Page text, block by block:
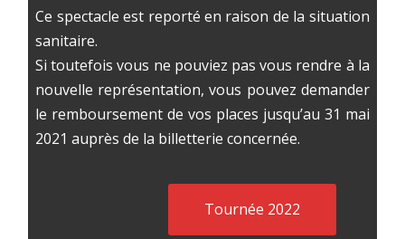
Ce spectacle est reporté en raison de la situation
sanitaire.
Si toutefois vous ne pouviez pas vous rendre à la
nouvelle représentation, vous pouvez demander
le remboursement de vos places jusqu’au 31 mai
2021 auprès de la billetterie concernée.
Tournée 2022